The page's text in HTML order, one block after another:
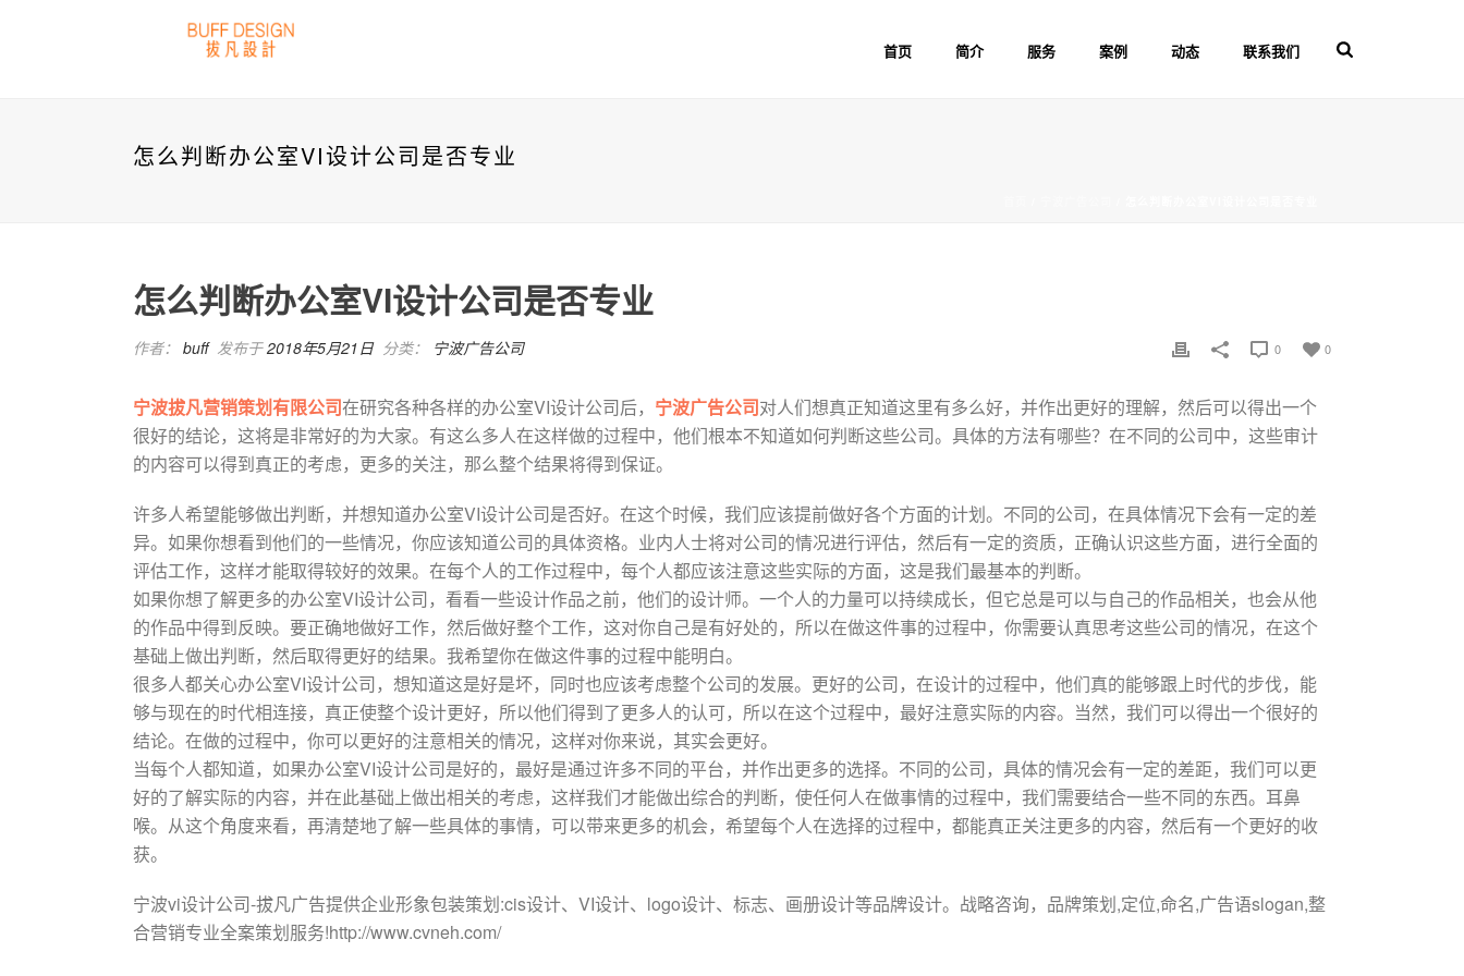
首页 简介 服务 案例 动态 联系我们
怎么判断办公室VI设计公司是否专业
怎么判断办公室VI设计公司是否专业
作者： buff 发布于2018年5月21日 分类： 宁波广告公司 0
0
宁波拔凡营销策划有限公司在研究各种各样的办公室VI设计公司后， 宁波广告公司对人们想真正知道这里有多么好，并作出更好的理解，然后可以得出一个
很好的结论，这将是非常好的为大家。有这么多人在这样做的过程中，他们根本不知道如何判断这些公司。具体的方法有哪些？在不同的公司中，这些审计
的内容可以得到真正的考虑，更多的关注，那么整个结果将得到保证。
许多人希望能够做出判断，并想知道办公室VI设计公司是否好。在这个时候，我们应该提前做好各个方面的计划。不同的公司，在具体情况下会有一定的差
异。如果你想看到他们的一些情况，你应该知道公司的具体资格。业内人士将对公司的情况进行评估，然后有一定的资质，正确认识这些方面，进行全面的
评估工作，这样才能取得较好的效果。在每个人的工作过程中，每个人都应该注意这些实际的方面，这是我们最基本的判断。
如果你想了解更多的办公室VI设计公司，看看一些设计作品之前，他们的设计师。一个人的力量可以持续成长，但它总是可以与自己的作品相关，也会从他
的作品中得到反映。要正确地做好工作，然后做好整个工作，这对你自己是有好处的，所以在做这件事的过程中，你需要认真思考这些公司的情况，在这个
基础上做出判断，然后取得更好的结果。我希望你在做这件事的过程中能明白。
很多人都关心办公室VI设计公司，想知道这是好是坏，同时也应该考虑整个公司的发展。更好的公司，在设计的过程中，他们真的能够跟上时代的步伐，能
够与现在的时代相连接，真正使整个设计更好，所以他们得到了更多人的认可，所以在这个过程中，最好注意实际的内容。当然，我们可以得出一个很好的
结论。在做的过程中，你可以更好的注意相关的情况，这样对你来说，其实会更好。
当每个人都知道，如果办公室VI设计公司是好的，最好是通过许多不同的平台，并作出更多的选择。不同的公司，具体的情况会有一定的差距，我们可以更
好的了解实际的内容，并在此基础上做出相关的考虑，这样我们才能做出综合的判断，使任何人在做事情的过程中，我们需要结合一些不同的东西。耳鼻
喉。从这个角度来看，再清楚地了解一些具体的事情，可以带来更多的机会，希望每个人在选择的过程中，都能真正关注更多的内容，然后有一个更好的收
获。
宁波vi设计公司-拔凡广告提供企业形象包装策划:cis设计、VI设计、logo设计、标志、画册设计等品牌设计。战略咨询，品牌策划,定位,命名,广告语slogan,整
合营销专业全案策划服务!http://www.cvneh.com/